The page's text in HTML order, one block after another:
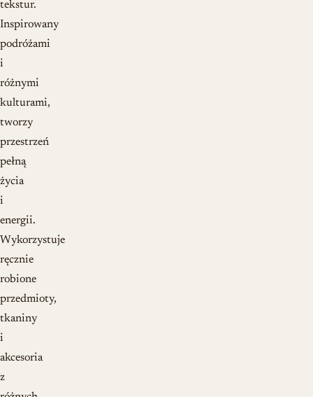
tekstur.
Inspirowany
podróżami
i
różnymi
kulturami,
tworzy
przestrzeń
pełną
życia
i
energii.
Wykorzystuje
ręcznie
robione
przedmioty,
tkaniny
i
akcesoria
z